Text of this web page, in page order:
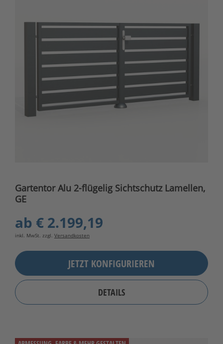
Gartentor Alu 2-flügelig Sichtschutz Lamellen,
GE
ab € 2.199,19
inkl. MwSt. zzgl. Versandkosten
JETZT KONFIGURIEREN
DETAILS